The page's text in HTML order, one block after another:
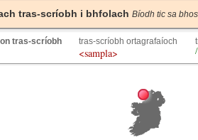
tras-scríobh i bhfolach Bíodh tic sa
tras-scríobh tras-scríobh ortagrafaíoch
<sampla>